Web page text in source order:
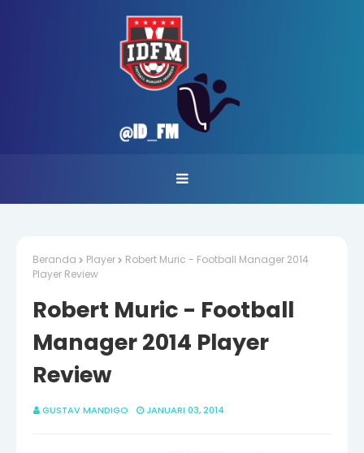
Beranda Player
Robert Muric - Football Manager 2014
Player Review
Robert Muric - Football
Manager 2014 Player
Review
GUSTAV MANDIGO JANUARI 03, 2014